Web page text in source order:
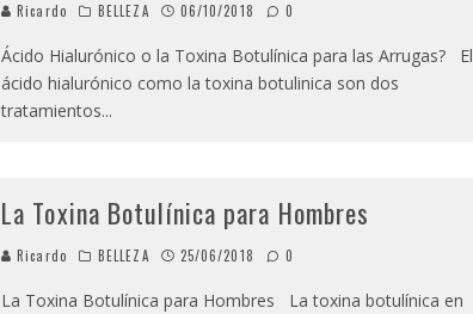
Ricardo BELLEZA 06/10/2018 0
Ácido Hialurónico o la Toxina Botulínica para las Arrugas? El
ácido hialurónico como la toxina botulinica son dos
tratamientos...
La Toxina Botulínica para Hombres
Ricardo BELLEZA 25/06/2018 0
La Toxina Botulínica para Hombres La toxina botulínica en